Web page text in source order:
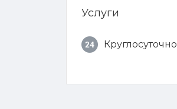
Услуги
Круглосуточно